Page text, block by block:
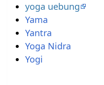
yoga uebung
Yama
Yantra
Yoga Nidra
Yogi